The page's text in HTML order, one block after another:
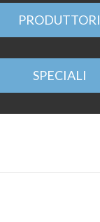
PRODUTTORI
SPECIALI